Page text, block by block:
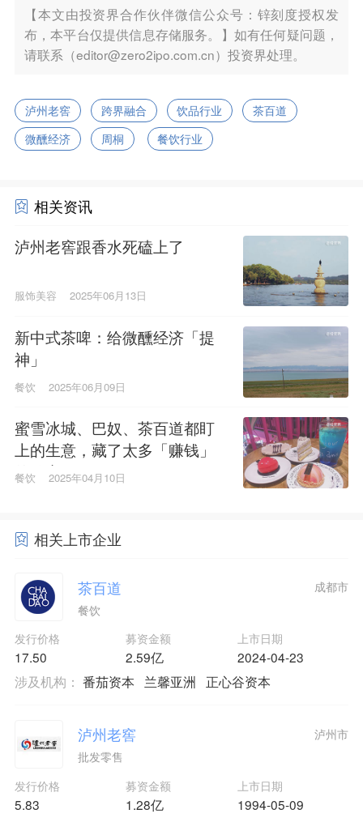
【本文由投资界合作伙伴微信公众号：锌刻度授权发
布，本平台仅提供信息存储服务。】如有任何疑问题，
请联系（editor@zero2ipo.com.cn）投资界处理。
泸州老窖 跨界融合 饮品行业
茶百道
微醺经济
周桐 餐饮行业
相关资讯
泸州老窖跟香水死磕上了
服饰美容 2025年06月13日
新中式茶啤：给微醺经济「提
神」
餐饮 2025年06月09日
蜜雪冰城、巴奴、茶百道都盯
上的生意，藏了太多「赚钱」
的秘密
餐饮 2025年04月10日
相关上市企业
茶百道
餐饮
成都市
发行价格
17.50
募资金额
2.59亿
上市日期
2024-04-23
涉及机构： 番茄资本 兰馨亚洲 正心谷资本
泸州老窖
批发零售
泸州市
发行价格
5.83
募资金额
1.28亿
上市日期
1994-05-09